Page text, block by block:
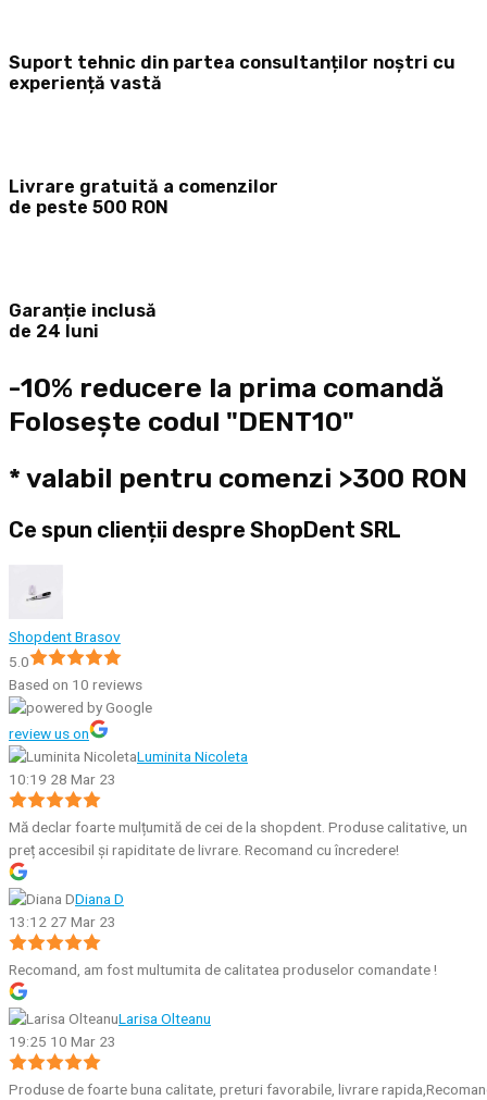
Suport tehnic din partea consultanților noștri cu
experiență vastă
Livrare gratuită a comenzilor
de peste 500 RON
Garanție inclusă
de 24 luni
-10% reducere la prima comandă
Folosește codul "DENT10"
* valabil pentru comenzi >300 RON
Ce spun clienții despre ShopDent SRL
Shopdent Brasov
5.0
Based on 10 reviews
review us on
Luminita Nicoleta
10:19 28 Mar 23
Mă declar foarte mulțumită de cei de la shopdent. Produse calitative, un
preț accesibil și rapiditate de livrare. Recomand cu încredere!
Diana D
13:12 27 Mar 23
Recomand, am fost multumita de calitatea produselor comandate !
Larisa Olteanu
19:25 10 Mar 23
Produse de foarte buna calitate, preturi favorabile, livrare